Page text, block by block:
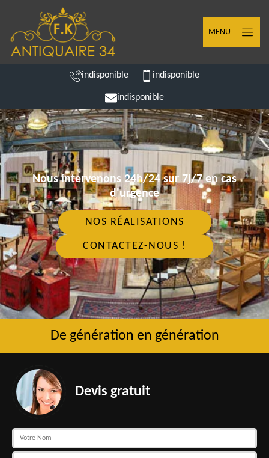
MENU
indisponible indisponible
indisponible
Nous intervenons 24h/24 sur 7j/7 en cas
d'urgence
NOS RÉALISATIONS
CONTACTEZ-NOUS !
De génération en génération
Devis gratuit